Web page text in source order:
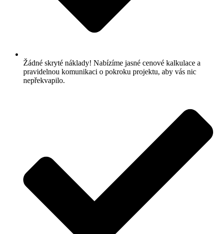
Žádné skryté náklady! Nabízíme jasné cenové kalkulace a
pravidelnou komunikaci o pokroku projektu, aby vás nic
nepřekvapilo.